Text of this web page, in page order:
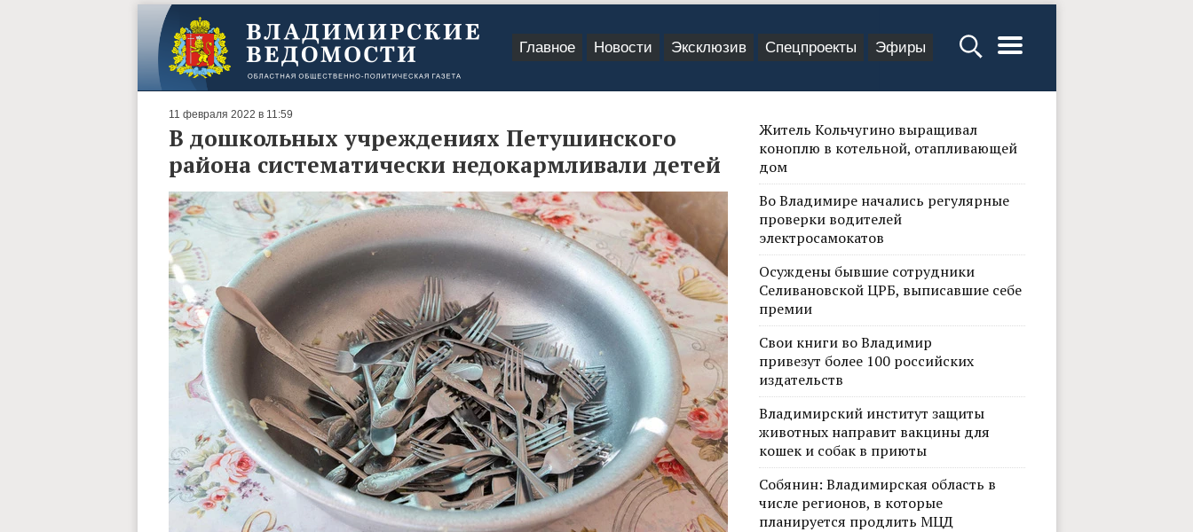
Главное Новости Эксклюзив Спецпроекты Эфиры
11 февраля 2022 в 11:59
В дошкольных учреждениях Петушинского
района систематически недокармливали детей
Житель Кольчугино выращивал
коноплю в котельной, отапливающей
дом
Во Владимире начались регулярные
проверки водителей
электросамокатов
Осуждены бывшие сотрудники
Селивановской ЦРБ, выписавшие себе
премии
Свои книги во Владимир
привезут более 100 российских
издательств
Владимирский институт защиты
животных направит вакцины для
кошек и собак в приюты
Собянин: Владимирская область в
числе регионов, в которые
планируется продлить МЦД